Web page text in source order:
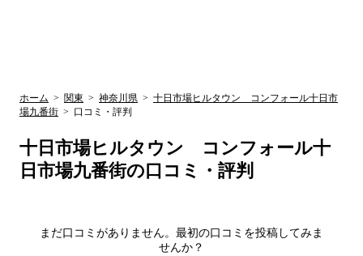
ホーム > 関東 > 神奈川県 > 十日市場ヒルタウン コンフォール十日市
場九番街 > 口コミ・評判
十日市場ヒルタウン コンフォール十
日市場九番街の口コミ・評判
まだ口コミがありません。最初の口コミを投稿してみま
せんか？